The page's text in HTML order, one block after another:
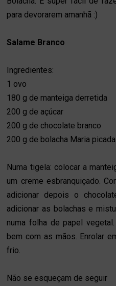
para devorarem amanhã :)
Salame Branco
Ingredientes:
1 ovo
180 g de manteiga derretida
200 g de açúcar
200 g de chocolate branco
200 g de bolacha Maria
Numa tigela: colocar a
um creme esbranquiçado.
adicionar depois o
adicionar as bolachas e
numa folha de papel
bem com as mãos. Enrolar
frio.
Não se esqueçam de seguir